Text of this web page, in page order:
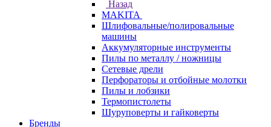
Назад
МAKITA
Шлифовальные/полировальные
машины
Аккумуляторные инструменты
Пилы по металлу / ножницы
Сетевые дрели
Перфораторы и отбойные молотки
Пилы и лобзики
Термопистолеты
Шуруповерты и гайковерты
Бренды